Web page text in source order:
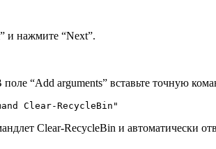
и нажмите “Next”.
“Add arguments” вставьте точную
Clear-RecycleBin"
Clear-RecycleBin и автоматически